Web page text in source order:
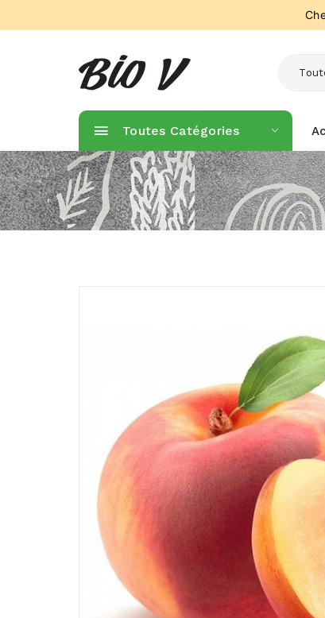
Toutes Catégories